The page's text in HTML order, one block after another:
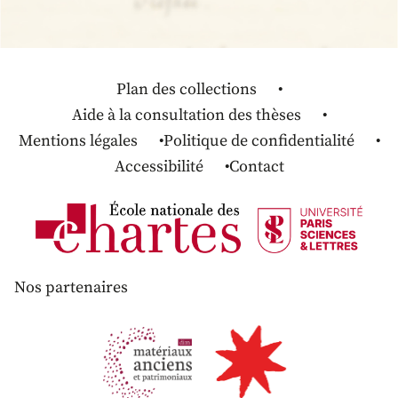
Plan des collections
Aide à la consultation des thèses
Mentions légales
Politique de confidentialité
Accessibilité
Contact
Nos partenaires